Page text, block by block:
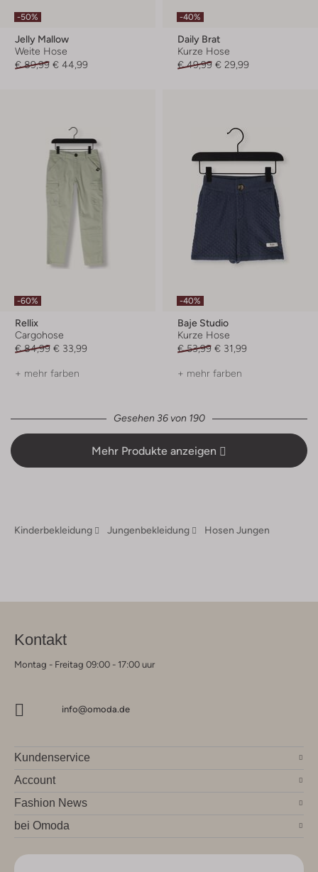
-50%
Jelly Mallow
Weite Hose
€ 89,99 € 44,99
-40%
Daily Brat
Kurze Hose
€ 49,99 € 29,99
-60%
Rellix
Cargohose
€ 84,99 € 33,99
+ mehr farben
-40%
Baje Studio
Kurze Hose
€ 53,99 € 31,99
+ mehr farben
Gesehen 36 von 190
Mehr Produkte anzeigen
Kinderbekleidung Jungenbekleidung Hosen Jungen
Kontakt
Montag - Freitag 09:00 - 17:00 uur
info@omoda.de
Kundenservice
Account
Fashion News
bei Omoda